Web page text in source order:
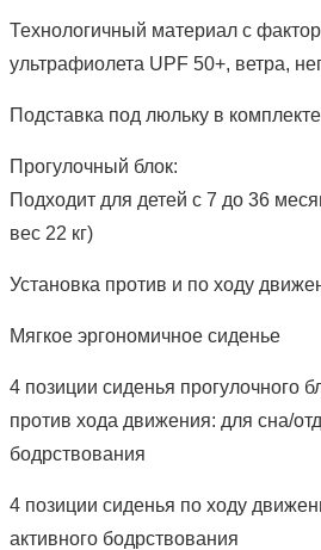
Технологичный материал с
ультрафиолета UPF 50+, ветра,
Подставка под люльку в комплекте
Прогулочный блок:
Подходит для детей с 7 до 36
вес 22 кг)
Установка против и по ходу
Мягкое эргономичное сиденье
4 позиции сиденья прогулочного
против хода движения: для сна/
бодрствования
4 позиции сиденья по ходу
активного бодрствования